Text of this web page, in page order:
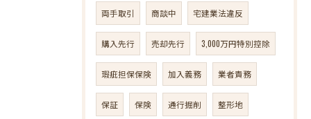
両手取引 商談中 宅建業法違反
購入先行 売却先行 3,000万円特別控除
瑕疵担保保険 加入義務 業者責務
保証 保険 通行掘削 整形地